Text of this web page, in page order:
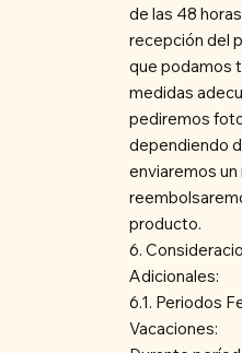
de las 48
recepción del
que podamos
medidas
pediremos
dependiendo
enviaremos
producto.
6.
Adicionales:
6.1. Periodos
Vacaciones: